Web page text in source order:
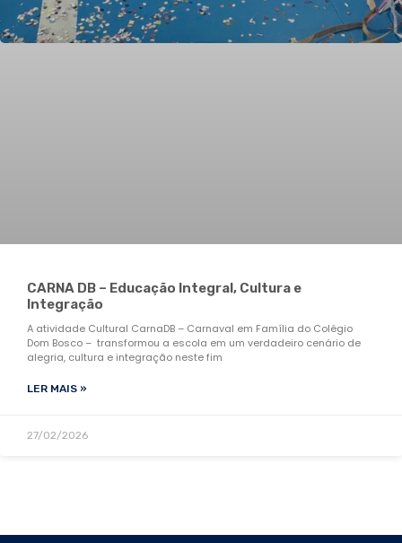
CARNA DB – Educação Integral, Cultura e
Integração
A atividade Cultural CarnaDB – Carnaval em Família do Colégio
Dom Bosco – transformou a escola em um verdadeiro cenário de
alegria, cultura e integração neste fim
LER MAIS »
27/02/2026